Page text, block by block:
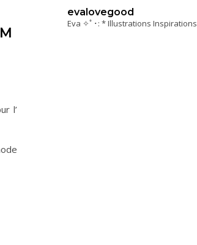
l’
evalovegood
Eva ✧ﾟ･: * Illustrations Inspirations